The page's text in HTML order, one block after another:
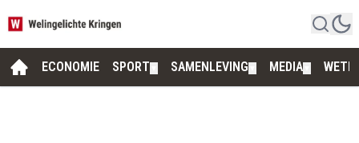
ECONOMIE SPORT SAMENLEVING MEDIA